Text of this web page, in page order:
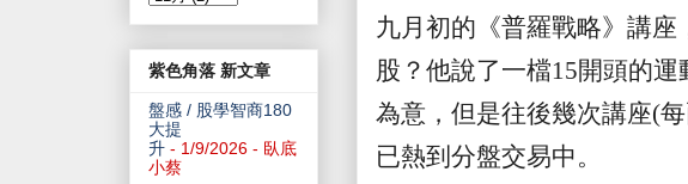
九月初的《普羅戰略》講
股？他說了一檔15開頭的運
為意，但是往後幾次講座(
已熱到分盤交易中。
紫色角落 新文章
盤感 / 股學智商180
大提
升 - 1/9/2026 - 臥底
小蔡